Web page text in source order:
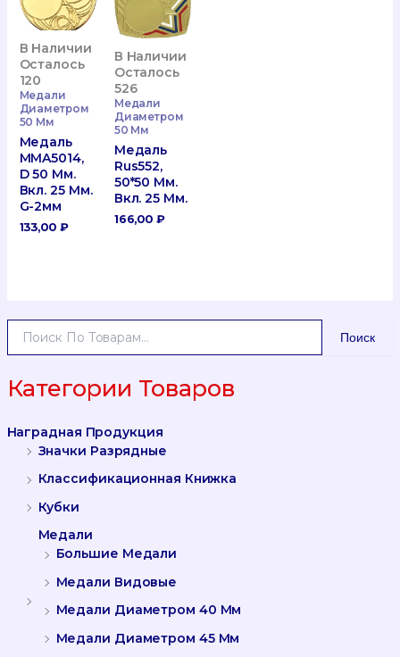
А
Т
:
Поиск
Категории Товаров
Наградная Продукция
Значки Разрядные
Классификационная Книжка
Кубки
Медали
Большие Медали
Медали Видовые
Медали Диаметром 40 Мм
Медали Диаметром 45 Мм
В Наличии
Осталось
120
Медали
Диаметром
50 Мм
Медаль
MMA5014,
D 50 Мм.
Вкл. 25 Мм.
G-2мм
133,00 ₽
В Наличии
Осталось
526
Медали
Диаметром
50 Мм
Медаль
Rus552,
50*50 Мм.
Вкл. 25 Мм.
166,00₽